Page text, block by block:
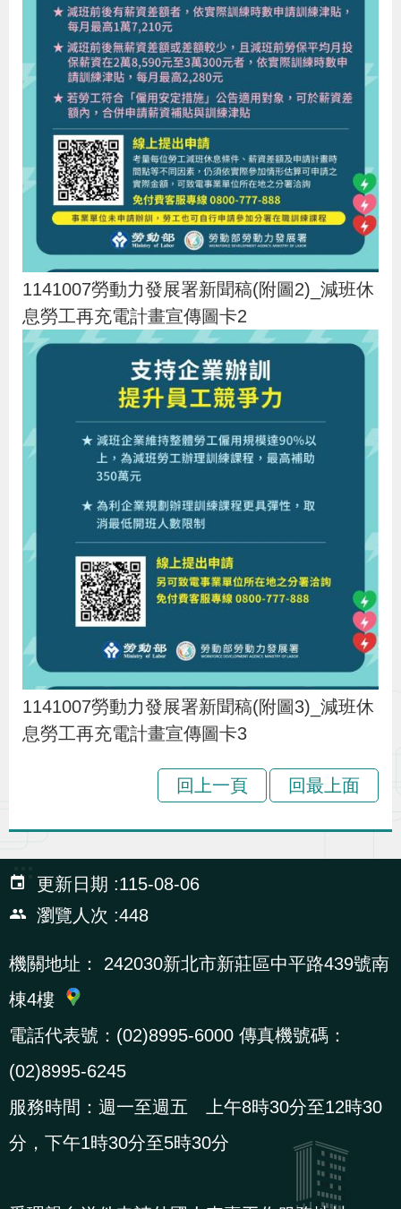
1141007勞動力發展署新聞稿(附圖2)_減班休
息勞工再充電計畫宣傳圖卡2
1141007勞動力發展署新聞稿(附圖3)_減班休
息勞工再充電計畫宣傳圖卡3
回上一頁 回最上面
:::
更新日期
115-08-06
瀏覽人次
448
機關地址：
242030新北市新莊區中平路439號南
棟4樓
電話代表號：(02)8995-6000 傳真機號碼：
(02)8995-6245
服務時間：週一至週五 上午8時30分至12時30
分，下午1時30分至5時30分